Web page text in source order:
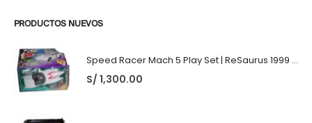
PRODUCTOS NUEVOS
Speed Racer Mach 5 Play Set | ReSaurus 1999 | Meteoro
S/ 1,300.00